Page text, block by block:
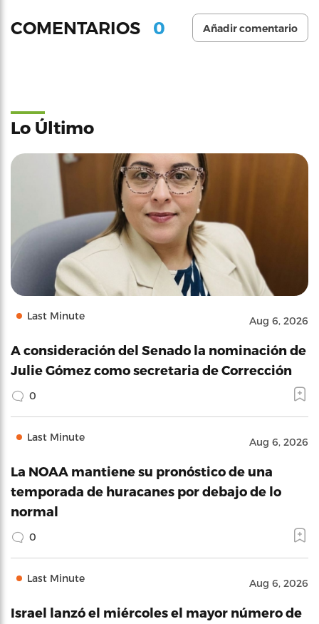
COMENTARIOS 0 Añadir comentario
Lo Último
Last Minute Aug 6, 2026
A consideración del Senado la nominación de
Julie Gómez como secretaria de Corrección
0
Last Minute Aug 6, 2026
La NOAA mantiene su pronóstico de una
temporada de huracanes por debajo de lo
normal
0
Last Minute Aug 6, 2026
Israel lanzó el miércoles el mayor número de